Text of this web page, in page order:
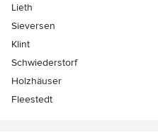
Lieth
Sieversen
Klint
Schwiederstorf
Holzhäuser
Fleestedt